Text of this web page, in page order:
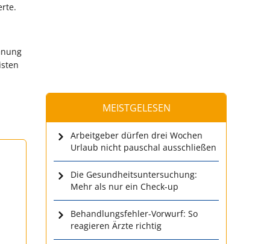
MEISTGELESEN
Arbeitgeber dürfen drei Wochen
Urlaub nicht pauschal ausschließen
Die Gesundheitsuntersuchung:
Mehr als nur ein Check-up
Behandlungsfehler-Vorwurf: So
reagieren Ärzte richtig